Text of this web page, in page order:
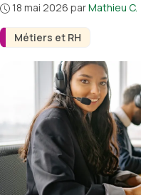
Métiers et RH
18 mai 2026 parMathieu C.